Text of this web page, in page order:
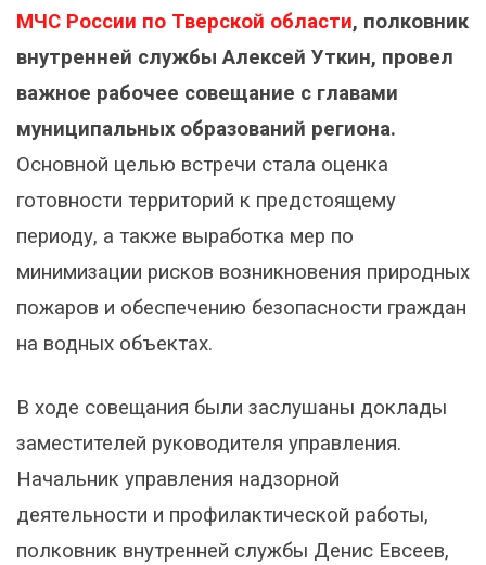
МЧС России по Тверской области, полковник
внутренней службы Алексей Уткин, провел
важное рабочее совещание с главами
муниципальных образований региона.
Основной целью встречи стала оценка
готовности территорий к предстоящему
периоду, а также выработка мер по
минимизации рисков возникновения природных
пожаров и обеспечению безопасности граждан
на водных объектах.
В ходе совещания были заслушаны доклады
заместителей руководителя управления.
Начальник управления надзорной
деятельности и профилактической работы,
полковник внутренней службы Денис Евсеев,